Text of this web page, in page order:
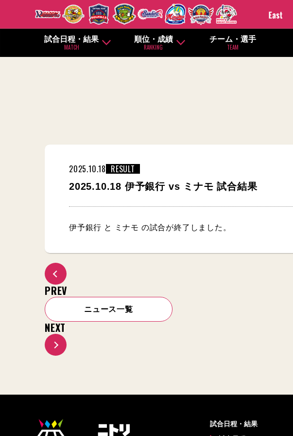
試合日程・結果
MATCH
順位・成績
RANKING
チーム・選手
TEAM
2025.10.18 RESULT
2025.10.18 伊予銀行 vs ミナモ 試合結果
伊予銀行 と ミナモ の試合が終了しました。
PREV
ニュース一覧
NEXT
試合日程・結果